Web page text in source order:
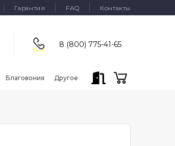
Гарантия FAQ Контакты
8 (800) 775-41-65
Благовония Другое